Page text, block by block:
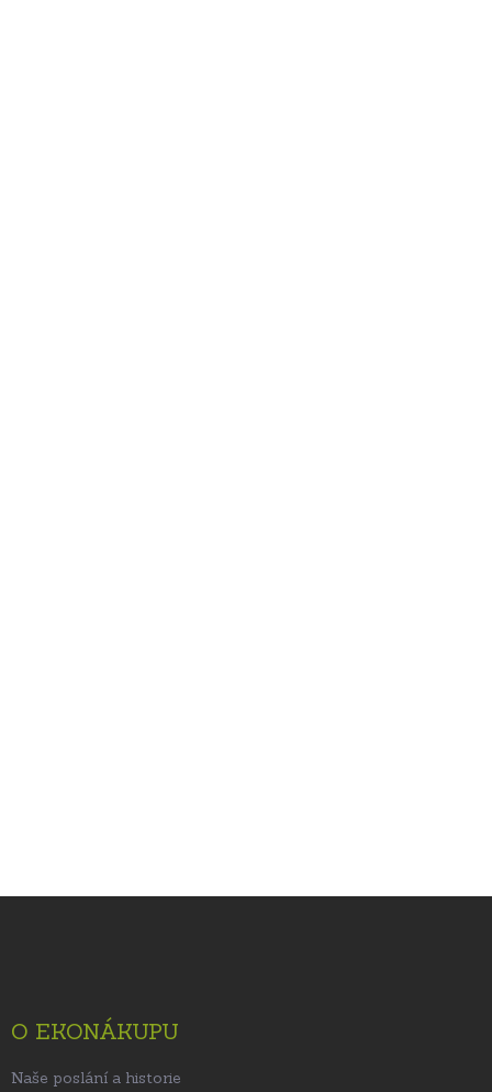
O EKONÁKUPU
Naše poslání a historie